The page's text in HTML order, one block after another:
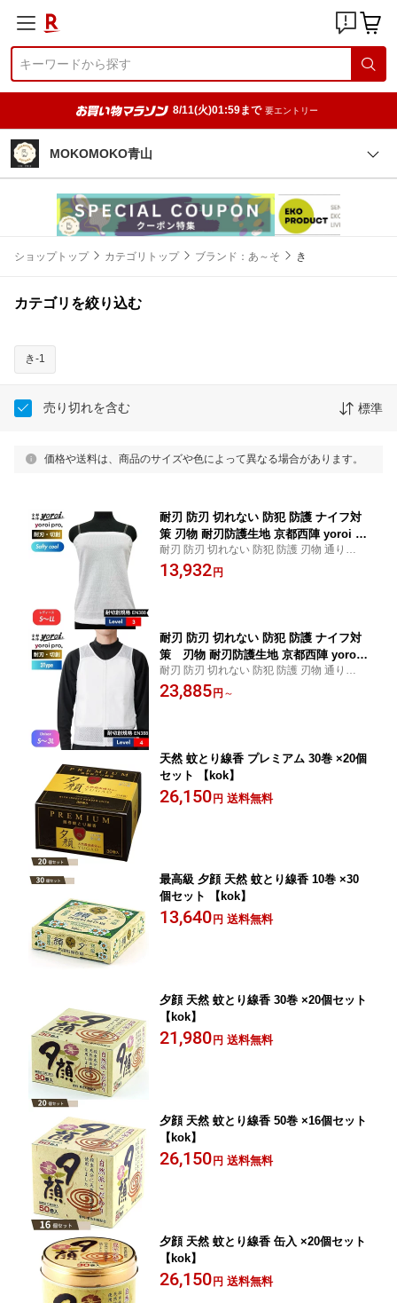
8/11(火)01:59まで 要エントリー
MOKOMOKO青山
ショップトップ カテゴリトップ ブランド：あ～そ き
カテゴリを絞り込む
き-1
売り切れを含む 標準
価格や送料は、商品のサイズや色によって異なる場合があります。
耐刃 防刃 切れない 防犯 防護 ナイフ対
策 刃物 耐刃防護生地 京都西陣 yoroi sa
fety ＆ cool レディース チューブトップ
ホワイト
耐刃 防刃 切れない 防犯 防護 刃物 通り魔
包丁通らない ナイフ対策 包丁 鋭利 耐刃防
護生地 京都 西陣 西陣織 yoroi よろい サク
13,932円
耐刃 防刃 切れない 防犯 防護 ナイフ対
策 刃物 耐刃防護生地 京都西陣 yoroi
セーフティー インナーベスト
耐刃 防刃 切れない 防犯 防護 刃物 通り魔
包丁通らない 包丁 鋭利 耐刃防護生地 京都
西陣 西陣織 yoroi よろい ナイフ対策ベスト
23,885円 ～
天然 蚊とり線香 プレミアム 30巻 ×20個
セット 【kok】
26,150円 送料無料
最高級 夕顔 天然 蚊とり線香 10巻 ×30
個セット 【kok】
13,640円 送料無料
夕顔 天然 蚊とり線香 30巻 ×20個セット
【kok】
21,980円 送料無料
夕顔 天然 蚊とり線香 50巻 ×16個セット
【kok】
26,150円 送料無料
夕顔 天然 蚊とり線香 缶入 ×20個セット
【kok】
26,150円 送料無料